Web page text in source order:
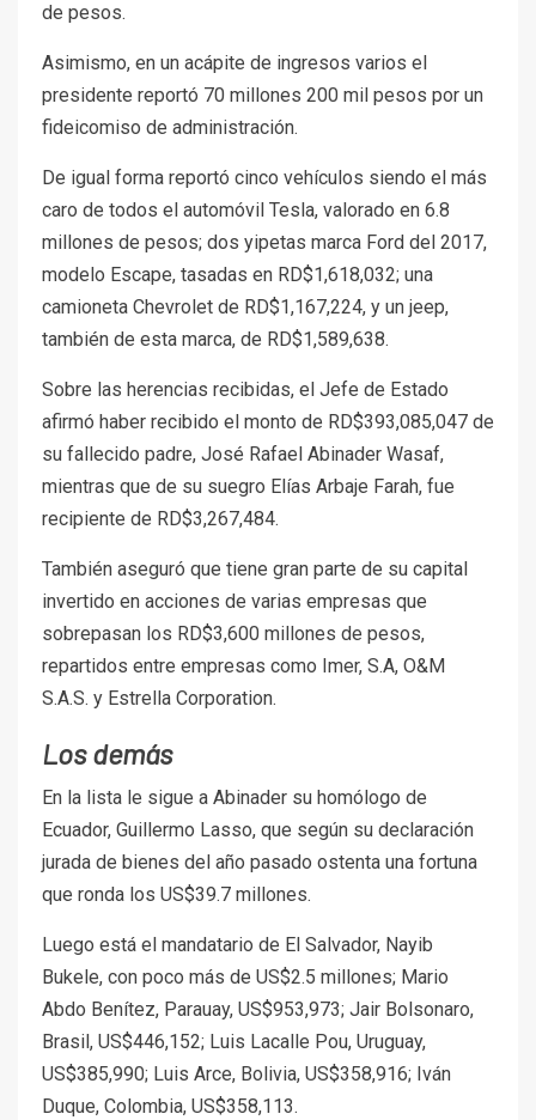
de pesos.
Asimismo, en un acápite de ingresos varios el
presidente reportó 70 millones 200 mil pesos por un
fideicomiso de administración.
De igual forma reportó cinco vehículos siendo el más
caro de todos el automóvil Tesla, valorado en 6.8
millones de pesos; dos yipetas marca Ford del 2017,
modelo Escape, tasadas en RD$1,618,032; una
camioneta Chevrolet de RD$1,167,224, y un jeep,
también de esta marca, de RD$1,589,638.
Sobre las herencias recibidas, el Jefe de Estado
afirmó haber recibido el monto de RD$393,085,047 de
su fallecido padre, José Rafael Abinader Wasaf,
mientras que de su suegro Elías Arbaje Farah, fue
recipiente de RD$3,267,484.
También aseguró que tiene gran parte de su capital
invertido en acciones de varias empresas que
sobrepasan los RD$3,600 millones de pesos,
repartidos entre empresas como Imer, S.A, O&M
S.A.S. y Estrella Corporation.
Los demás
En la lista le sigue a Abinader su homólogo de
Ecuador, Guillermo Lasso, que según su declaración
jurada de bienes del año pasado ostenta una fortuna
que ronda los US$39.7 millones.
Luego está el mandatario de El Salvador, Nayib
Bukele, con poco más de US$2.5 millones; Mario
Abdo Benítez, Parauay, US$953,973; Jair Bolsonaro,
Brasil, US$446,152; Luis Lacalle Pou, Uruguay,
US$385,990; Luis Arce, Bolivia, US$358,916; Iván
Duque, Colombia, US$358,113.